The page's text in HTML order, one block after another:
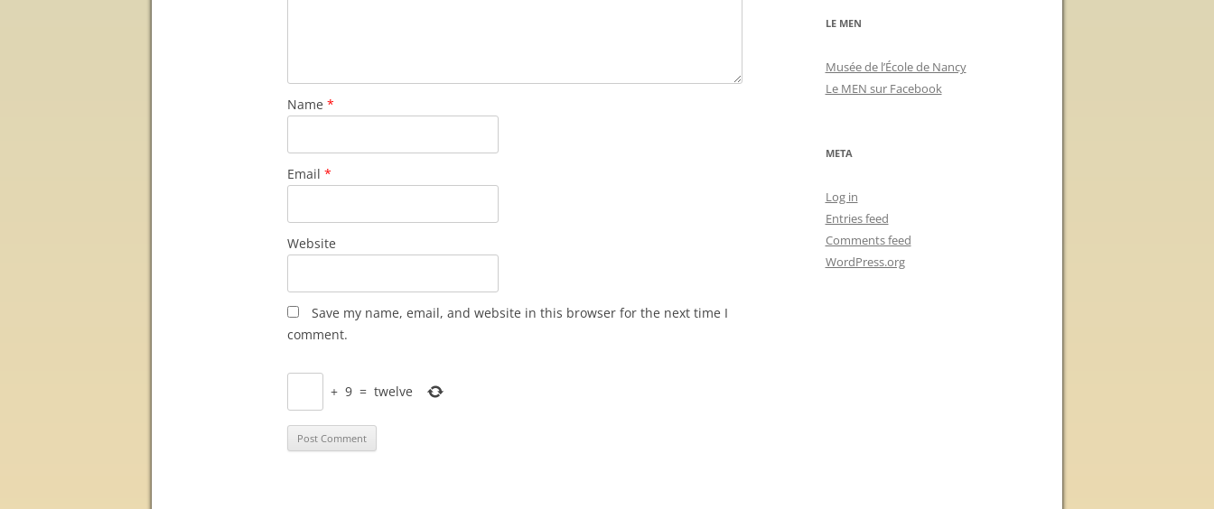
Name *
Email *
Website
Save my name, email, and website in this browser for the next time I
comment.
+ 9 = twelve
LE MEN
Musée de l’École de Nancy
Le MEN sur Facebook
META
Log in
Entries feed
Comments feed
WordPress.org